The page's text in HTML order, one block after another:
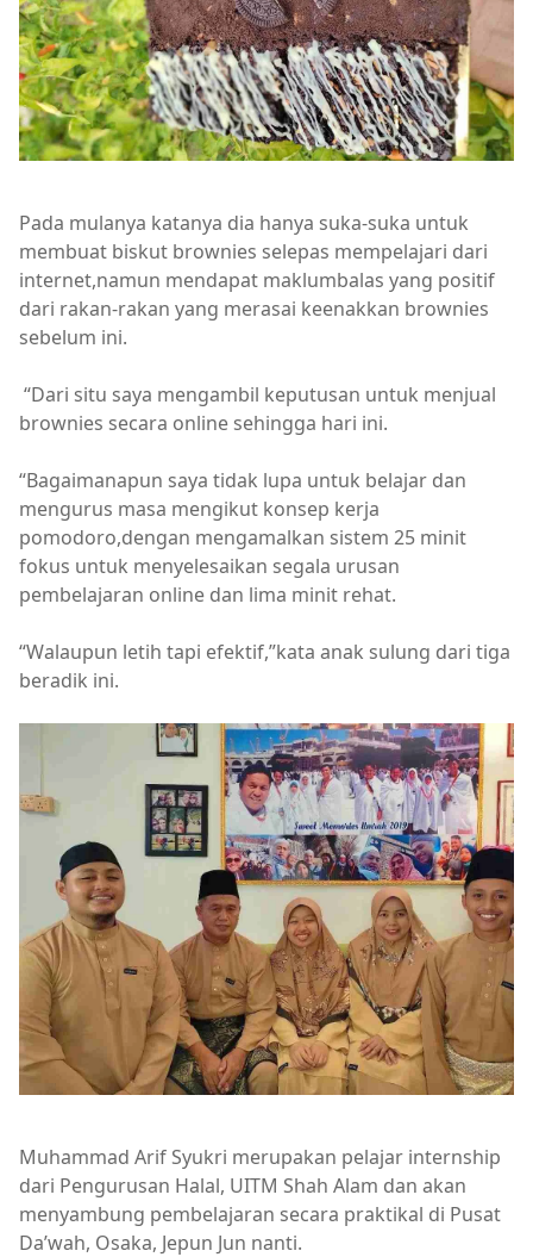
Pada mulanya katanya dia hanya suka-suka untuk
membuat biskut brownies selepas mempelajari dari
internet,namun mendapat maklumbalas yang positif
dari rakan-rakan yang merasai keenakkan brownies
sebelum ini.
“Dari situ saya mengambil keputusan untuk menjual
brownies secara online sehingga hari ini.
“Bagaimanapun saya tidak lupa untuk belajar dan
mengurus masa mengikut konsep kerja
pomodoro,dengan mengamalkan sistem 25 minit
fokus untuk menyelesaikan segala urusan
pembelajaran online dan lima minit rehat.
“Walaupun letih tapi efektif,”kata anak sulung dari tiga
beradik ini.
Muhammad Arif Syukri merupakan pelajar internship
dari Pengurusan Halal, UITM Shah Alam dan akan
menyambung pembelajaran secara praktikal di Pusat
Da’wah, Osaka, Jepun Jun nanti.